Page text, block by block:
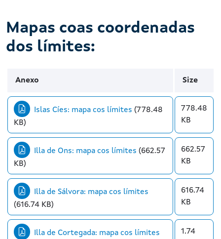
Mapas coas coordenadas
dos límites:
Anexo Size
Islas Cíes: mapa cos límites (778.48
KB)
778.48
KB
Illa de Ons: mapa cos límites (662.57
KB)
662.57
KB
Illa de Sálvora: mapa cos límites
(616.74 KB)
616.74
KB
Illa de Cortegada: mapa cos límites
1.74